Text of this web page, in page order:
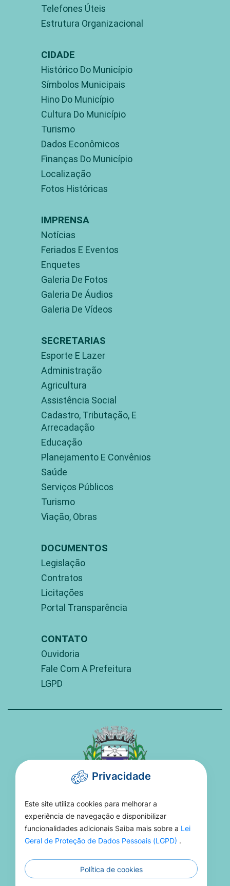
Telefones Úteis
Estrutura Organizacional
CIDADE
Histórico Do Município
Símbolos Municipais
Hino Do Município
Cultura Do Município
Turismo
Dados Econômicos
Finanças Do Município
Localização
Fotos Históricas
IMPRENSA
Notícias
Feriados E Eventos
Enquetes
Galeria De Fotos
Galeria De Áudios
Galeria De Vídeos
SECRETARIAS
Esporte E Lazer
Administração
Agricultura
Assistência Social
Cadastro, Tributação, E
Arrecadação
Educação
Planejamento E Convênios
Saúde
Serviços Públicos
Turismo
Viação, Obras
DOCUMENTOS
Legislação
Contratos
Licitações
Portal Transparência
CONTATO
Ouvidoria
Fale Com A Prefeitura
LGPD
PREFEITURA DE TORIXORÉU
Rua 15 De Novembro, 16 - Setor Aeroporto -
(66) 3406-1021
Privacidade
Este site utiliza cookies para melhorar a
experiência de navegação e disponibilizar
funcionalidades adicionais Saiba mais sobre a Lei
Geral de Proteção de Dados Pessoais (LGPD) .
Política de cookies